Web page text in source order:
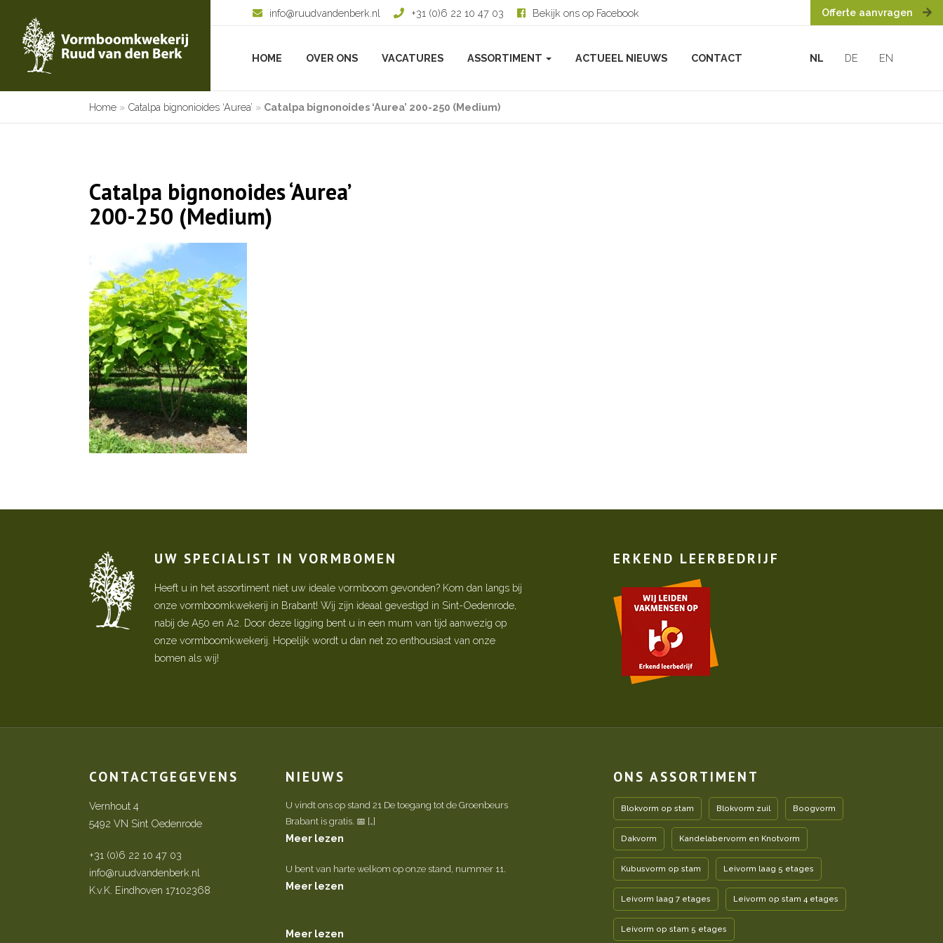
info@ruudvandenberk.nl +31 (0)6 22 10 47 03 Bekijk ons op Facebook Offerte aanvragen
HOME OVER ONS VACATURES ASSORTIMENT ACTUEEL NIEUWS CONTACT NL DE EN
Home » Catalpa bignonioides ‘Aurea’ » Catalpa bignonoides ‘Aurea’ 200-250 (Medium)
Catalpa bignonoides ‘Aurea’
200-250 (Medium)
UW SPECIALIST IN VORMBOMEN
Heeft u in het assortiment niet uw ideale vormboom gevonden? Kom dan langs bij
onze vormboomkwekerij in Brabant! Wij zijn ideaal gevestigd in Sint-Oedenrode,
nabij de A50 en A2. Door deze ligging bent u in een mum van tijd aanwezig op
onze vormboomkwekerij. Hopelijk wordt u dan net zo enthousiast van onze
bomen als wij!
ERKEND LEERBEDRIJF
CONTACTGEGEVENS
Vernhout 4
5492 VN Sint Oedenrode
+31 (0)6 22 10 47 03
info@ruudvandenberk.nl
K.v.K. Eindhoven 17102368
NIEUWS
U vindt ons op stand 21 De toegang tot de Groenbeurs
Brabant is gratis. 📅 […]
Meer lezen
U bent van harte welkom op onze stand, nummer 11.
Meer lezen
Meer lezen
ONS ASSORTIMENT
Blokvorm op stam Blokvorm zuil Boogvorm
Dakvorm Kandelabervorm en Knotvorm
Kubusvorm op stam Leivorm laag 5 etages
Leivorm laag 7 etages Leivorm op stam 4 etages
Leivorm op stam 5 etages